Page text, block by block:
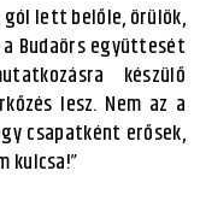
gól lett belőle, örülök,
Budaörs együttesét
készülő
lesz. Nem az a
csapatként erősek,
kulcsa!”